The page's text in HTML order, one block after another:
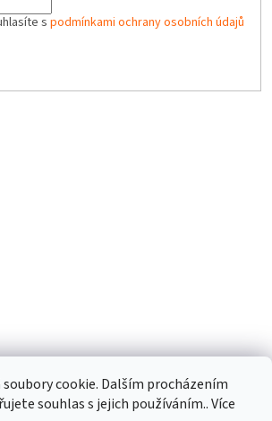
cookie. Dalším procházením
souhlas s jejich používáním.. Více
s podmínkami ochrany osobních údajů